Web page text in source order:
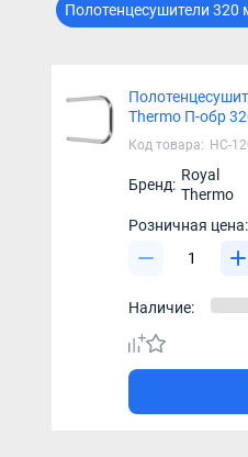
Полотенцесушители 320
Thermo П-обр
Код товара: НС-
Бренд:
Royal
Thermo
Розничная цена:
Наличие: